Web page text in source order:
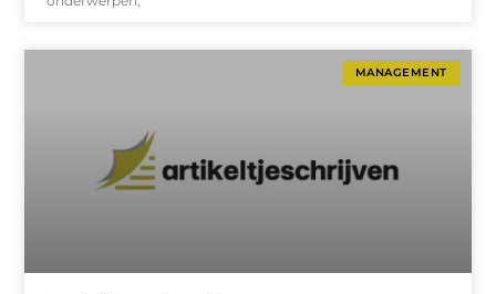
MANAGEMENT